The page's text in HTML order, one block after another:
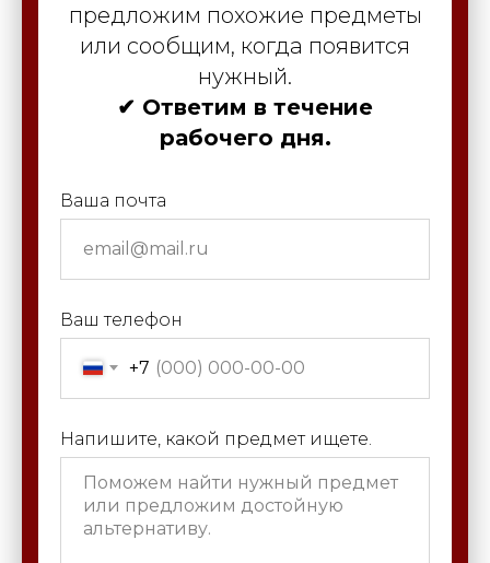
предложим похожие предметы
или сообщим, когда появится
нужный.
✔ Ответим в течение
рабочего дня.
Ваша почта
Ваш телефон
+7
Напишите, какой предмет ищете.